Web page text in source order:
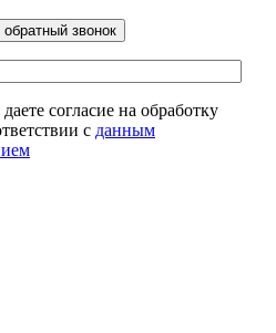
согласие на обработку
с данным